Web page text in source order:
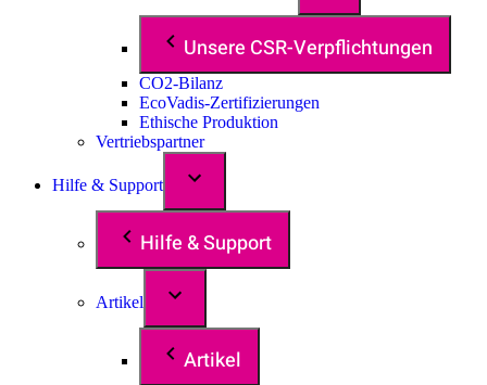
Unsere CSR-Verpflichtungen
CO2-Bilanz
EcoVadis-Zertifizierungen
Ethische Produktion
Vertriebspartner
Hilfe & Support
Hilfe & Support
Artikel
Artikel